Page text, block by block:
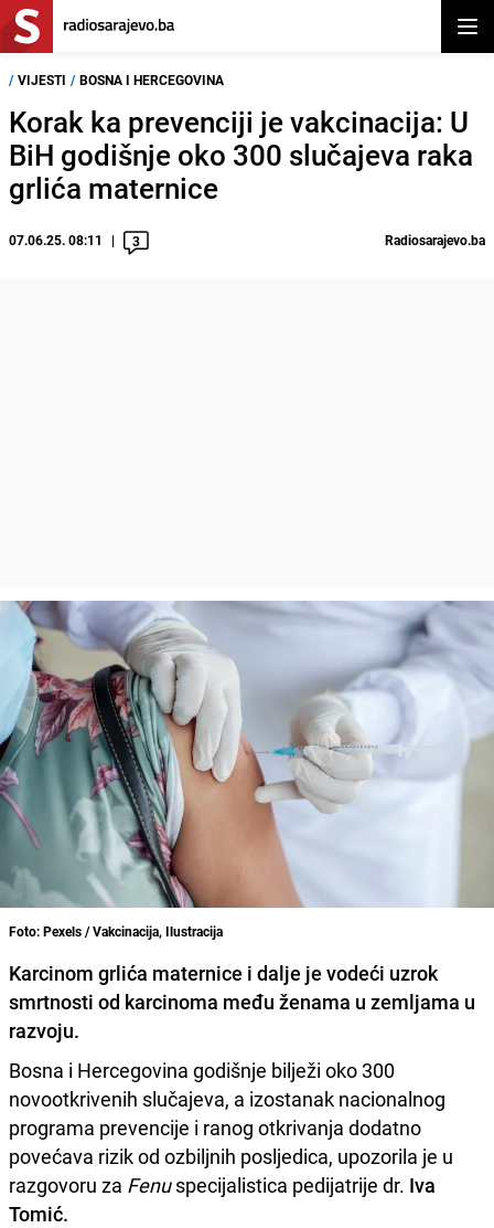
/ VIJESTI / BOSNA I HERCEGOVINA
Korak ka prevenciji je vakcinacija: U
BiH godišnje oko 300 slučajeva raka
grlića maternice
07.06.25. 08:11 3 Radiosarajevo.ba
Foto: Pexels / Vakcinacija, Ilustracija
Karcinom grlića maternice i dalje je vodeći uzrok
smrtnosti od karcinoma među ženama u zemljama u
razvoju.
Bosna i Hercegovina godišnje bilježi oko 300
novootkrivenih slučajeva, a izostanak nacionalnog
programa prevencije i ranog otkrivanja dodatno
povećava rizik od ozbiljnih posljedica, upozorila je u
razgovoru za Fenuspecijalistica pedijatrije dr. Iva
Tomić.